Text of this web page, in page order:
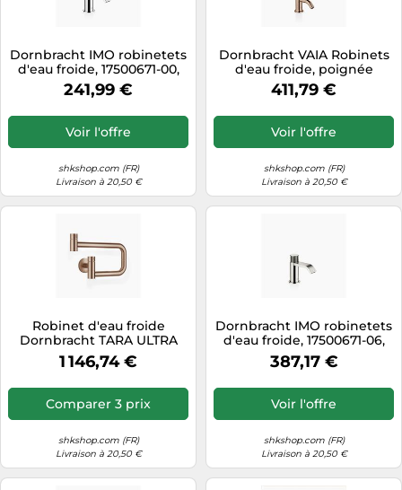
Dornbracht IMO robinetets
d'eau froide, 17500671-00,
Couleur: chrome
241,99 €
Voir l'offre
shkshop.com (FR)
Livraison à 20,50 €
Dornbracht VAIA Robinets
d'eau froide, poignée
croisillon, saillie 89mm,
17500809-42, Couleur:
411,79 €
Voir l'offre
shkshop.com (FR)
Livraison à 20,50 €
Robinet d'eau froide
Dornbracht TARA ULTRA
Pot Filler, pivotant, portée
de 500 mm, 30805875-42,
1 146,74 €
Comparer 3 prix
shkshop.com (FR)
Livraison à 20,50 €
Dornbracht IMO robinetets
d'eau froide, 17500671-06,
Couleur: Platine Mat
387,17 €
Voir l'offre
shkshop.com (FR)
Livraison à 20,50 €